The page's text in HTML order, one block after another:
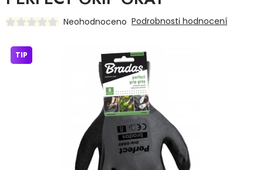
Stavba a dům
Dětská hřiště
Autodoplňky
Neohodnoceno Podrobnosti hodnocení
TIP